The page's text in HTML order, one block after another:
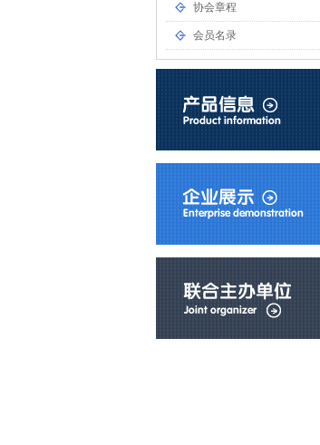
协会章程
会员名录